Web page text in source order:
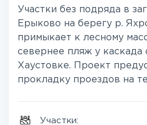
Участки без подряда в
Ерыково на берегу р.
примыкает к лесному
севернее пляж у каскада
Хаустовке. Проект
прокладку проездов на
Участки: